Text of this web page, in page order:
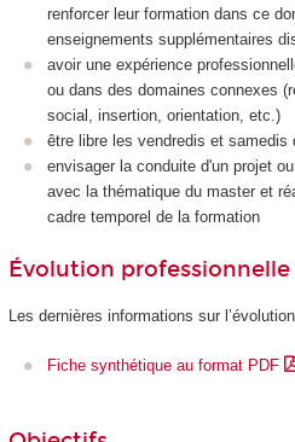
renforcer leur formation dans ce
enseignements supplémentaires
avoir une expérience
ou dans des domaines connexes
social, insertion, orientation, etc.)
être libre les vendredis et samedis
envisager la conduite d'un projet
avec la thématique du master et
cadre temporel de la formation
Évolution
Les dernières informations sur
Fiche synthétique au format PDF